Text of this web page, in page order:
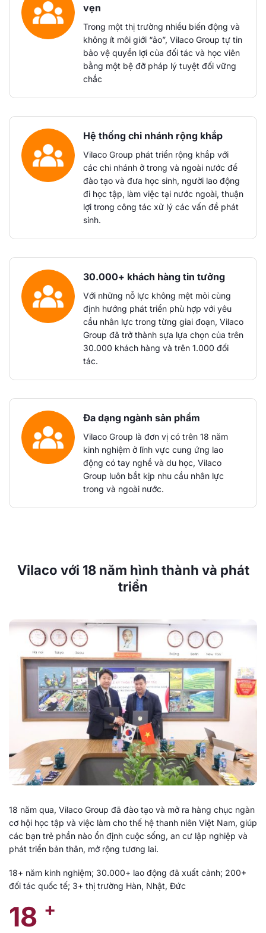
vẹn
Trong một thị trường nhiều biến động và
không ít môi giới “ảo”, Vilaco Group tự tin
bảo vệ quyền lợi của đối tác và học viên
bằng một bệ đỡ pháp lý tuyệt đối vững
chắc
Hệ thống chi nhánh rộng khắp
Vilaco Group phát triển rộng khắp với
các chi nhánh ở trong và ngoài nước để
đào tạo và đưa học sinh, người lao động
đi học tập, làm việc tại nước ngoài, thuận
lợi trong công tác xử lý các vấn đề phát
sinh.
30.000+ khách hàng tin tưởng
Với những nỗ lực không mệt mỏi cùng
định hướng phát triển phù hợp với yêu
cầu nhân lực trong từng giai đoạn, Vilaco
Group đã trở thành sựa lựa chọn của trên
30.000 khách hàng và trên 1.000 đối
tác.
Đa dạng ngành sản phẩm
Vilaco Group là đơn vị có trên 18 năm
kinh nghiệm ở lĩnh vực cung ứng lao
động có tay nghề và du học, Vilaco
Group luôn bắt kịp nhu cầu nhân lực
trong và ngoài nước.
Vilaco với 18 năm hình thành và phát
triển
18 năm qua, Vilaco Group đã đào tạo và mở ra hàng chục ngàn
cơ hội học tập và việc làm cho thế hệ thanh niên Việt Nam, giúp
các bạn trẻ phần nào ổn định cuộc sống, an cư lập nghiệp và
phát triển bản thân, mở rộng tương lai.
18+ năm kinh nghiệm; 30.000+ lao động đã xuất cảnh; 200+
đối tác quốc tế; 3+ thị trường Hàn, Nhật, Đức
18 +